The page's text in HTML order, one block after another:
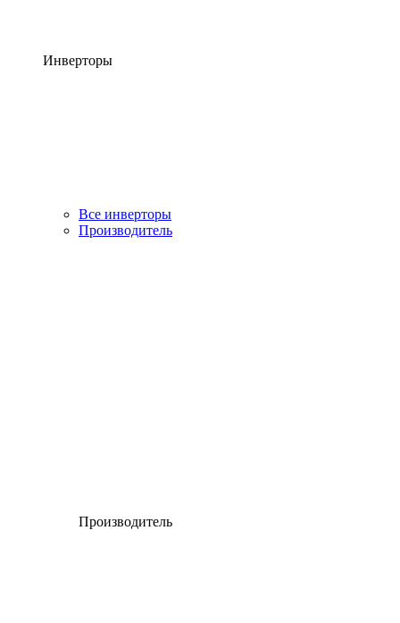
Инверторы
Все инверторы
Производитель
Производитель